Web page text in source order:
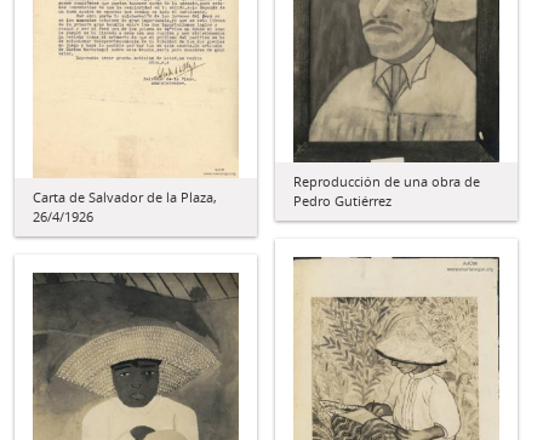
Carta de Salvador de la Plaza,
26/4/1926
Reproducción de una obra de
Pedro Gutiérrez